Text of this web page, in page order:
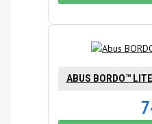
ABUS BORDO™